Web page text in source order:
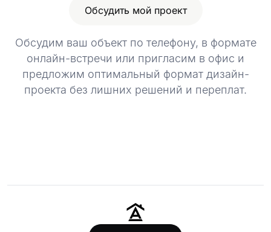
Обсудить мой проект
Обсудим ваш объект по телефону, в формате
онлайн-встречи или пригласим в офис и
предложим оптимальный формат дизайн-
проекта без лишних решений и переплат.